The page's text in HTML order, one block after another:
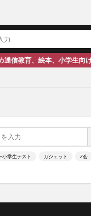
、小学生向けプログラミ
小学生テスト ガジェット Z会